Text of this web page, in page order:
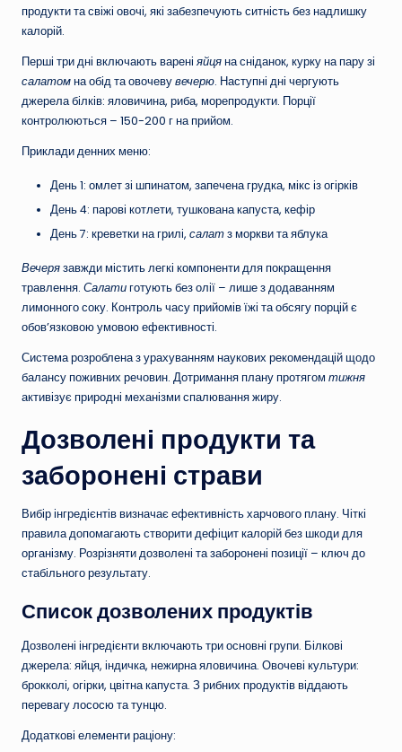
продукти та свіжі овочі, які забезпечують ситність без надлишку
калорій.
Перші три дні включають варені яйцяна сніданок, курку на пару зі
салатомна обід та овочевувечерю. Наступні дні чергують
джерела білків: яловичина, риба, морепродукти. Порції
контролюються – 150-200 г на прийом.
Приклади денних меню:
День 1: омлет зі шпинатом, запечена грудка, мікс із огірків
День 4: парові котлети, тушкована капуста, кефір
День 7: креветки на грилі, салатз моркви та яблука
Вечерязавжди містить легкі компоненти для покращення
травлення. Салатиготують без олії – лише з додаванням
лимонного соку. Контроль часу прийомів їжі та обсягу порцій є
обов’язковою умовою ефективності.
Система розроблена з урахуванням наукових рекомендацій щодо
балансу поживних речовин. Дотримання плану протягом тижня
активізує природні механізми спалювання жиру.
Дозволені продукти та
заборонені страви
Вибір інгредієнтів визначає ефективність харчового плану. Чіткі
правила допомагають створити дефіцит калорій без шкоди для
організму. Розрізняти дозволені та заборонені позиції – ключ до
стабільного результату.
Список дозволених продуктів
Дозволені інгредієнти включають три основні групи. Білкові
джерела: яйця, індичка, нежирна яловичина. Овочеві культури:
брокколі, огірки, цвітна капуста. З рибних продуктів віддають
перевагу лососю та тунцю.
Додаткові елементи раціону: